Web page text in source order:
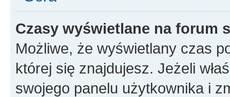
Czasy wyświetlane na forum
Możliwe, że wyświetlany czas
której się znajdujesz. Jeżeli
swojego panelu użytkownika i